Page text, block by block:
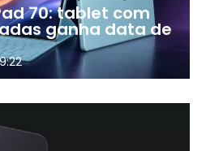
70: tablet com
ganha data de